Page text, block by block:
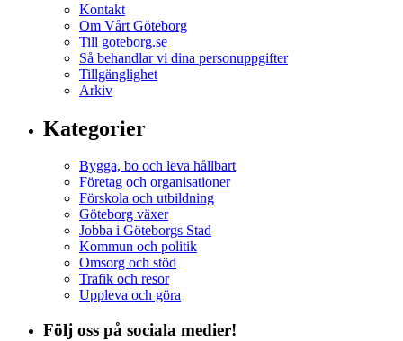
Kontakt
Om Vårt Göteborg
Till goteborg.se
Så behandlar vi dina personuppgifter
Tillgänglighet
Arkiv
Kategorier
Bygga, bo och leva hållbart
Företag och organisationer
Förskola och utbildning
Göteborg växer
Jobba i Göteborgs Stad
Kommun och politik
Omsorg och stöd
Trafik och resor
Uppleva och göra
Följ oss på sociala medier!